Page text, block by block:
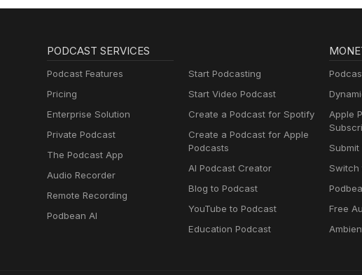
PODCAST SERVICES
Podcast Features
Pricing
Enterprise Solution
Private Podcast
The Podcast App
Audio Recorder
Remote Recording
Podbean AI
Start Podcasting
Start Video Podcast
Create a Podcast for Spotify
Create a Podcast for Apple
Podcasts
AI Podcast Creator
Blog to Podcast
YouTube to Podcast
Education Podcast
Apple
Switch
Free